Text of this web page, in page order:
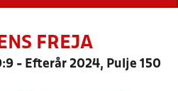
FREJA
- Efterår 2024, Pulje 150